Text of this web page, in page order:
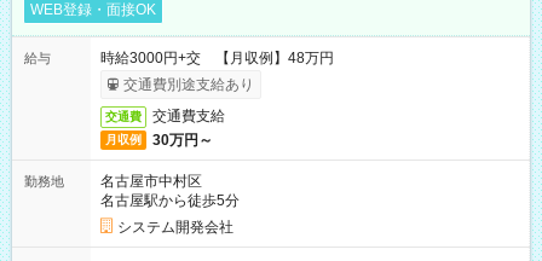
WEB登録・面接OK
給与
時給3000円+交 【月収例】48万円
交通費別途支給あり
交通費 交通費支給
月収例 30万円～
勤務地
名古屋市中村区
名古屋駅から徒歩5分
システム開発会社